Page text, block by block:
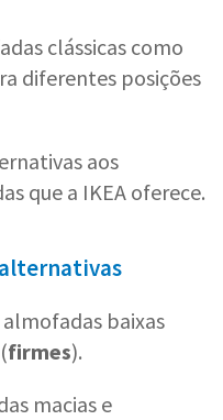
clássicas como
diferentes posições
aos
que a IKEA oferece.
baixas
firmes).
macias e